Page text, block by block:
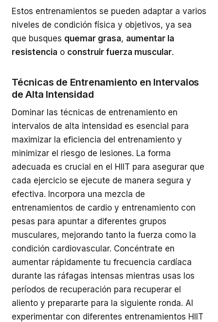
Estos entrenamientos se pueden adaptar a varios
niveles de condición física y objetivos, ya sea
que busques quemar grasa, aumentar la
resistencia o construir fuerza muscular.
Técnicas de Entrenamiento en Intervalos
de Alta Intensidad
Dominar las técnicas de entrenamiento en
intervalos de alta intensidad es esencial para
maximizar la eficiencia del entrenamiento y
minimizar el riesgo de lesiones. La forma
adecuada es crucial en el HIIT para asegurar que
cada ejercicio se ejecute de manera segura y
efectiva. Incorpora una mezcla de
entrenamientos de cardio y entrenamiento con
pesas para apuntar a diferentes grupos
musculares, mejorando tanto la fuerza como la
condición cardiovascular. Concéntrate en
aumentar rápidamente tu frecuencia cardíaca
durante las ráfagas intensas mientras usas los
períodos de recuperación para recuperar el
aliento y prepararte para la siguiente ronda. Al
experimentar con diferentes entrenamientos HIIT